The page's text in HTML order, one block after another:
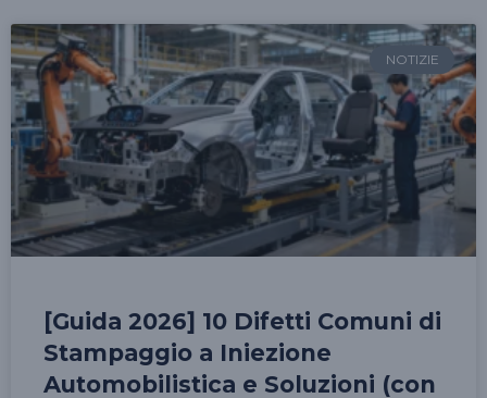
NOTIZIE
[Guida 2026] 10 Difetti Comuni di
Stampaggio a Iniezione
Automobilistica e Soluzioni (con